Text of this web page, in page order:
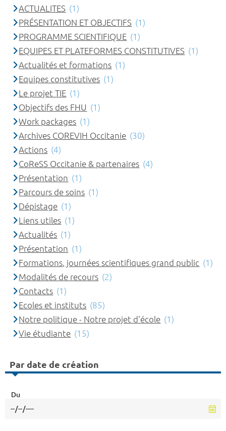
ACTUALITES (1)
PRÉSENTATION ET OBJECTIFS (1)
PROGRAMME SCIENTIFIQUE (1)
EQUIPES ET PLATEFORMES CONSTITUTIVES (1)
Actualités et formations (1)
Equipes constitutives (1)
Le projet TIE (1)
Objectifs des FHU (1)
Work packages (1)
Archives COREVIH Occitanie (30)
Actions (4)
CoReSS Occitanie & partenaires (4)
Présentation (1)
Parcours de soins (1)
Dépistage (1)
Liens utiles (1)
Actualités (1)
Présentation (1)
Formations, journées scientifiques grand public (1)
Modalités de recours (2)
Contacts (1)
Ecoles et instituts (85)
Notre politique - Notre projet d'école (1)
Vie étudiante (15)
Par date de création
Du